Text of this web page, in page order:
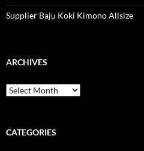
Supplier Baju Koki Kimono Allsize
ARCHIVES
Archives
CATEGORIES